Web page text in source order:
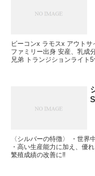
ビーコンx ラモスx アウト
ファミリー出身 安産、乳成
兄弟 トランジションライト5
〈シルバーの特徴〉 ・世界
・高い生産能力に加え、優
繁殖成績の改善に‼